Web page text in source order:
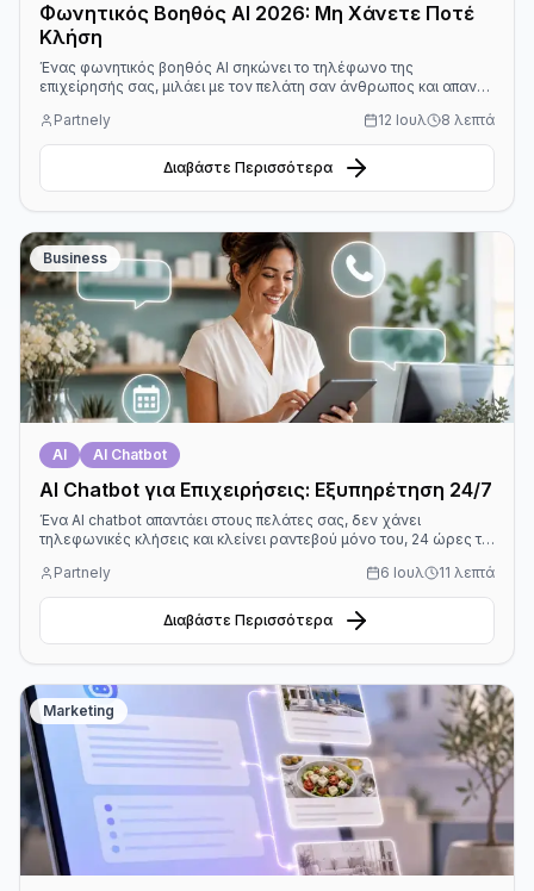
Φωνητικός Βοηθός AI 2026: Μη Χάνετε Ποτέ
Κλήση
Ένας φωνητικός βοηθός AI σηκώνει το τηλέφωνο της
επιχείρησής σας, μιλάει με τον πελάτη σαν άνθρωπος και απαντά
έχετε κλείσει. Έτσι δεν μένει καμία κλήση αναπάντητη και
κανένας πελάτης δεν φεύγει επειδή δεν του απάντησε κανείς.
Partnely 12 Ιουλ 8 λεπτά
Διαβάστε Περισσότερα
Business
AI AI Chatbot
AI Chatbot για Επιχειρήσεις: Εξυπηρέτηση 24/7
Ένα AI chatbot απαντάει στους πελάτες σας, δεν χάνει
τηλεφωνικές κλήσεις και κλείνει ραντεβού μόνο του, 24 ώρες το
ξεκινήσετε απλά, χωρίς τεχνικές γνώσεις.
Partnely 6 Ιουλ 11 λεπτά
Διαβάστε Περισσότερα
Marketing